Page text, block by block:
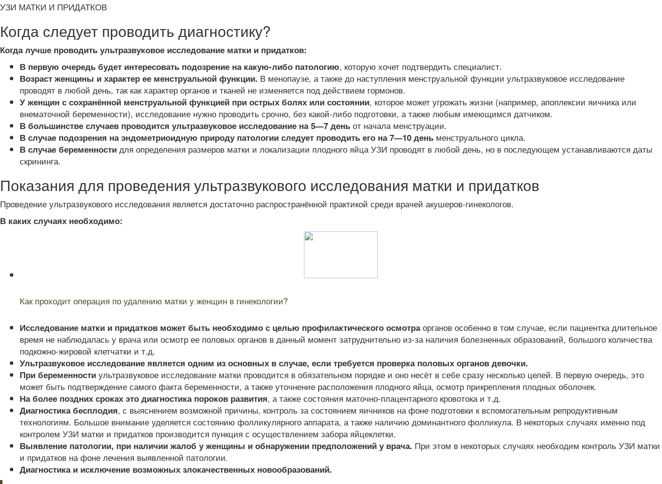
УЗИ МАТКИ И ПРИДАТКОВ
Когда следует проводить диагностику?
Когда лучше проводить ультразвуковое исследование матки и придатков:
В первую очередь будет интересовать подозрение на какую-либо патологию, которую хочет подтвердить специалист.
Возраст женщины и характер ее менструальной функции. В менопаузе, а также до наступления менструальной функции ультразвуковое исследование
проводят в любой день, так как характер органов и тканей не изменяется под действием гормонов.
У женщин с сохранённой менструальной функцией при острых болях или состоянии, которое может угрожать жизни (например, апоплексии яичника или
внематочной беременности), исследование нужно проводить срочно, без какой-либо подготовки, а также любым имеющимся датчиком.
В большинстве случаев проводится ультразвуковое исследование на 5—7 день от начала менструации.
В случае подозрения на эндометриоидную природу патологии следует проводить его на 7—10 день менструального цикла.
В случае беременности для определения размеров матки и локализации плодного яйца УЗИ проводят в любой день, но в последующем устанавливаются даты
скрининга.
Показания для проведения ультразвукового исследования матки и придатков
Проведение ультразвукового исследования является достаточно распространённой практикой среди врачей акушеров-гинекологов.
В каких случаях необходимо:
Как проходит операция по удалению матки у женщин в гинекологии?
Исследование матки и придатков может быть необходимо с целью профилактического осмотраорганов особенно в том случае, если пациентка длительное
время не наблюдалась у врача или осмотр ее половых органов в данный момент затруднительно из-за наличия болезненных образований, большого количества
подкожно-жировой клетчатки и т.д.
Ультразвуковое исследование является одним из основных в случае, если требуется проверка половых органов девочки.
При беременности ультразвуковое исследование матки проводится в обязательном порядке и оно несёт в себе сразу несколько целей. В первую очередь, это
может быть подтверждение самого факта беременности, а также уточнение расположения плодного яйца, осмотр прикрепления плодных оболочек.
На более поздних сроках это диагностика пороков развития, а также состояния маточно-плацентарного кровотока и т.д.
Диагностика бесплодия, с выяснением возможной причины, контроль за состоянием яичников на фоне подготовки к вспомогательным репродуктивным
технологиям. Большое внимание уделяется состоянию фолликулярного аппарата, а также наличию доминантного фолликула. В некоторых случаях именно под
контролем УЗИ матки и придатков производится пункция с осуществлением забора яйцеклетки.
Выявление патологии, при наличии жалоб у женщины и обнаружении предположений у врача. При этом в некоторых случаях необходим контроль УЗИ матки
и придатков на фоне лечения выявленной патологии.
Диагностика и исключение возможных злокачественных новообразований.